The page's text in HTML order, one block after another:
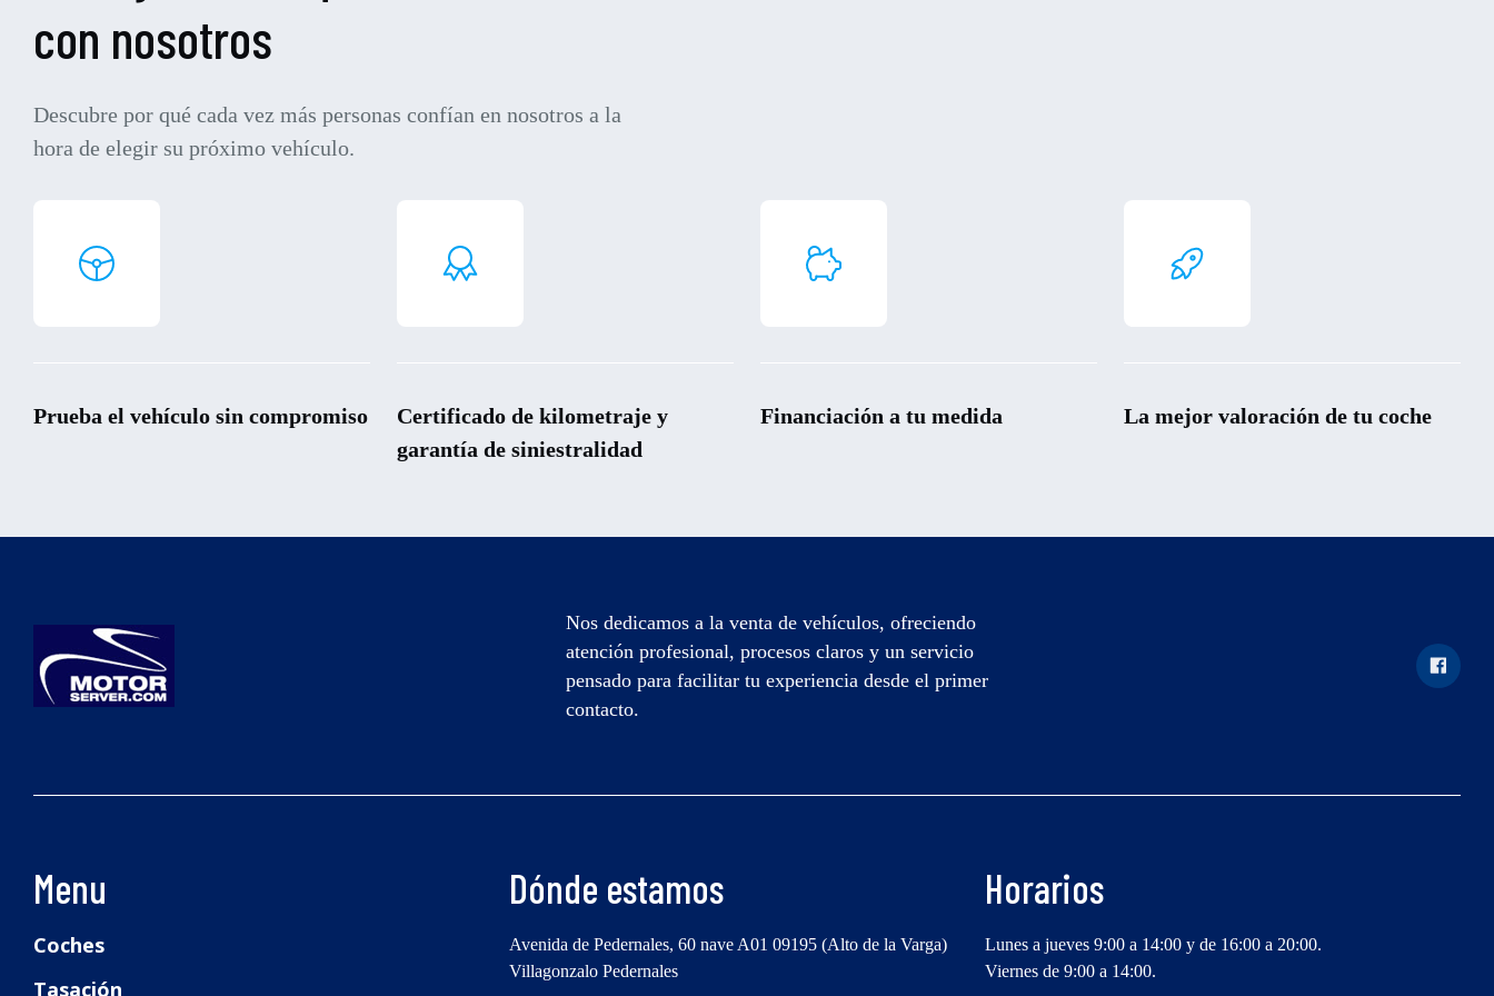
con nosotros
Descubre por qué cada vez más personas confían en nosotros a la
hora de elegir su próximo vehículo.
Prueba el vehículo sin compromiso
Certificado de kilometraje y
garantía de siniestralidad
Financiación a tu medida La mejor valoración de tu coche
Nos dedicamos a la venta de vehículos, ofreciendo
atención profesional, procesos claros y un servicio
pensado para facilitar tu experiencia desde el primer
contacto.
Menu
Coches
Tasación
Dónde estamos
Avenida de Pedernales, 60 nave A01 09195 (Alto de la Varga)
Villagonzalo Pedernales
Horarios
Lunes a jueves 9:00 a 14:00 y de 16:00 a 20:00.
Viernes de 9:00 a 14:00.